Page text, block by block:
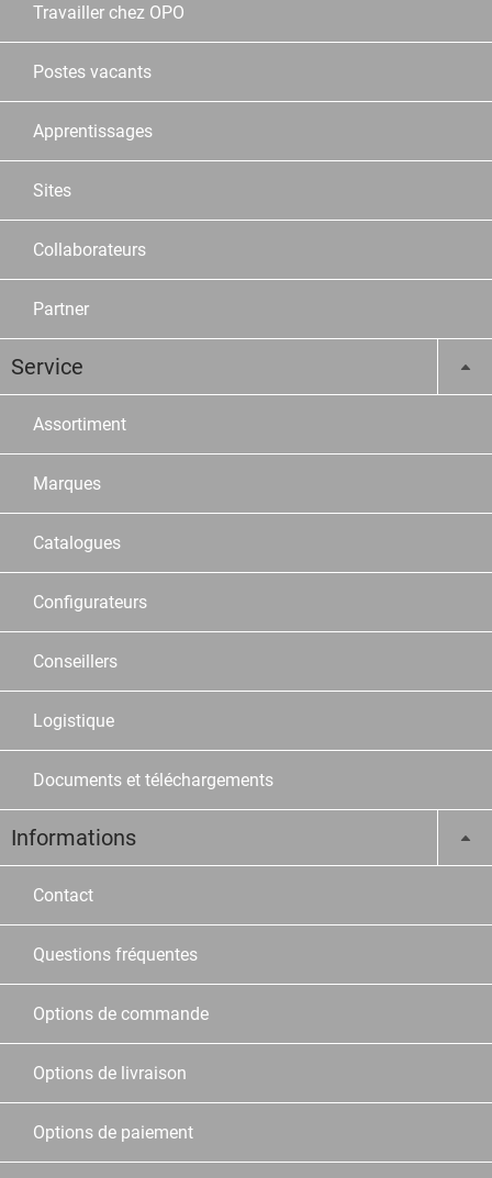
Travailler chez OPO
Postes vacants
Apprentissages
Sites
Collaborateurs
Partner
Service
Assortiment
Marques
Catalogues
Configurateurs
Conseillers
Logistique
Documents et téléchargements
Informations
Contact
Questions fréquentes
Options de commande
Options de livraison
Options de paiement